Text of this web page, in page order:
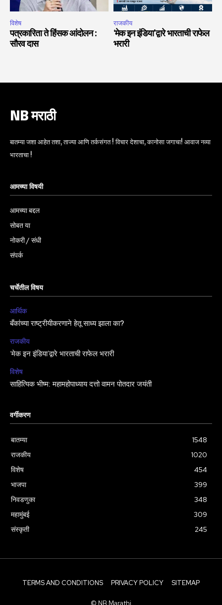
विशेष
पत्रकारिता ते हिंसक आंदोलन :
सौरव दास
राजकीय
‘मेक इन इंडिया’द्वारे भारताची राफेल
भरारी
NB मराठी
बातम्या जशा आहेत तशा, ताज्या आणि तर्कसंगत ! विचार देशाचा, कानोसा जगाचा! आवाज नव्या
भारताचा !
आमच्या विषयी
आमच्या बद्दल
सोबत या
नोकरी / संधी
संपर्क
चर्चेतील विषय
आर्थिक
बँकांच्या राष्ट्रीयीकरणाने हेतू साध्य झाला का?
राजकीय
‘मेक इन इंडिया’द्वारे भारताची राफेल भरारी
विशेष
साहित्यिक भीष्म: महामहोपाध्याय दत्तो वामन पोतदार जयंती
वर्गीकरण
बातम्या
1548
राजकीय
1020
विशेष
454
भाजपा
399
निवडणुका
348
महामुंबई
309
संस्कृती
245
TERMS AND CONDITIONS PRIVACY POLICY SITEMAP